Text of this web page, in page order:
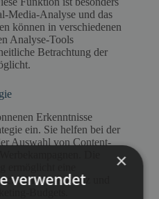
Media-Analyse und das
können in verschiedenen
Analyse-Tools
Betrachtung der
Erkenntnisse
ein. Sie helfen bei der
Auswahl von Content-
Die
ermöglicht eine
Media-Präsenz und
Budgets.
×
verwendet